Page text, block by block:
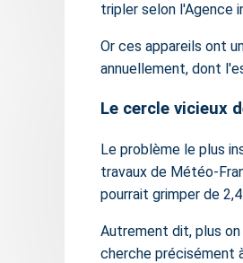
tripler selon l'Agence
Or ces appareils ont
annuellement, dont
Le cercle vicieux
Le problème le plus
travaux de Météo-
pourrait grimper de
Autrement dit, plus
cherche précisément